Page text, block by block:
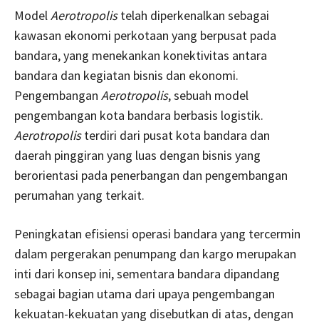
ModelAerotropolistelah diperkenalkan sebagai
kawasan ekonomi perkotaan yang berpusat pada
bandara, yang menekankan konektivitas antara
bandara dan kegiatan bisnis dan ekonomi.
Pengembangan Aerotropolis, sebuah model
pengembangan kota bandara berbasis logistik.
Aerotropolisterdiri dari pusat kota bandara dan
daerah pinggiran yang luas dengan bisnis yang
berorientasi pada penerbangan dan pengembangan
perumahan yang terkait.
Peningkatan efisiensi operasi bandara yang tercermin
dalam pergerakan penumpang dan kargo merupakan
inti dari konsep ini, sementara bandara dipandang
sebagai bagian utama dari upaya pengembangan
kekuatan-kekuatan yang disebutkan di atas, dengan